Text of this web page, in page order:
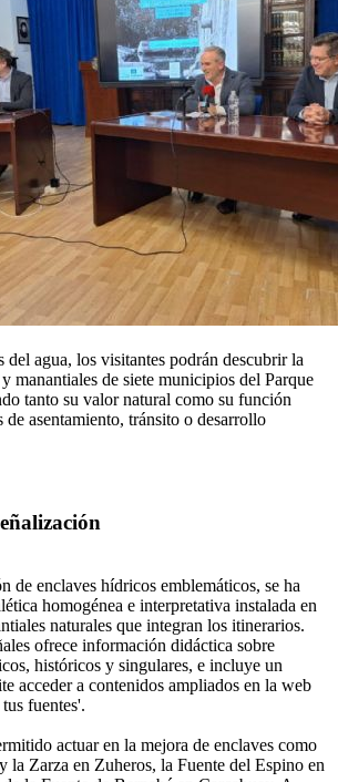
del agua, los visitantes podrán descubrir la
manantiales de siete municipios del Parque
tanto su valor natural como su función
asentamiento, tránsito o desarrollo
de enclaves hídricos emblemáticos, se ha
homogénea e interpretativa instalada en
naturales que integran los itinerarios.
ofrece información didáctica sobre
históricos y singulares, e incluye un
acceder a contenidos ampliados en la web
fuentes'.
actuar en la mejora de enclaves como
la Zarza en Zuheros, la Fuente del Espino en